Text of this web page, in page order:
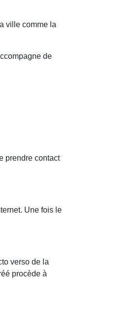
ville comme la
de
prendre contact
Une fois le
verso de la
procède à